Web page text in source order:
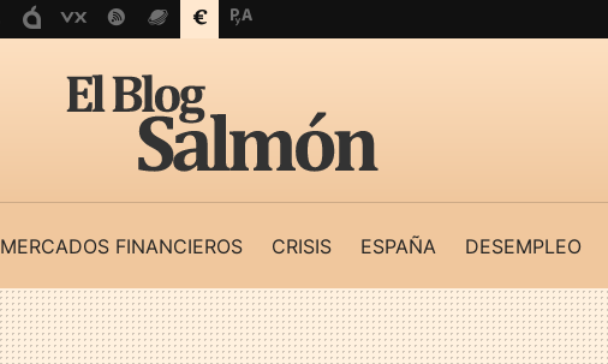
MERCADOS FINANCIEROS CRISIS ESPAÑA DESEMPLEO